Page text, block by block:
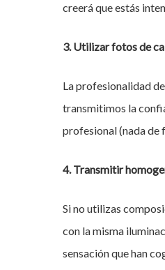
creerá que estás
3. Utilizar fotos de
La profesionalidad
transmitimos la
profesional (nada de
4. Transmitir
Si no utilizas
con la misma
sensación que han